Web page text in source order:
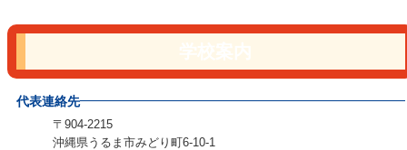
代表連絡先
〒904-2215
沖縄県うるま市みどり町6-10-1